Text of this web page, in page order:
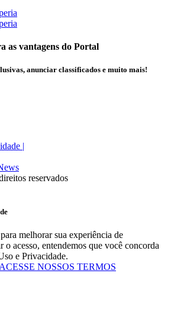
as vantagens do Portal
anunciar classificados e muito mais!
|
reservados
melhorar sua experiência de
o acesso, entendemos que você concorda
e Privacidade.
NOSSOS TERMOS